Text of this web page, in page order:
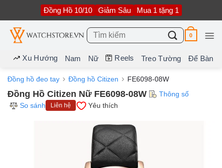
nội
dung
Đồng Hồ 10/10 Giảm Sâu Mua 1 tặng 1
Tìm
kiếm:
0
Xu Hướng Nam Nữ Reels Treo Tường Để Bàn
Đồng hồ đeo tay Đồng hồ Citizen FE6098-08W
Đồng Hồ Citizen Nữ FE6098-08W
Thông số
So sánh
Liên hệ Yêu thích